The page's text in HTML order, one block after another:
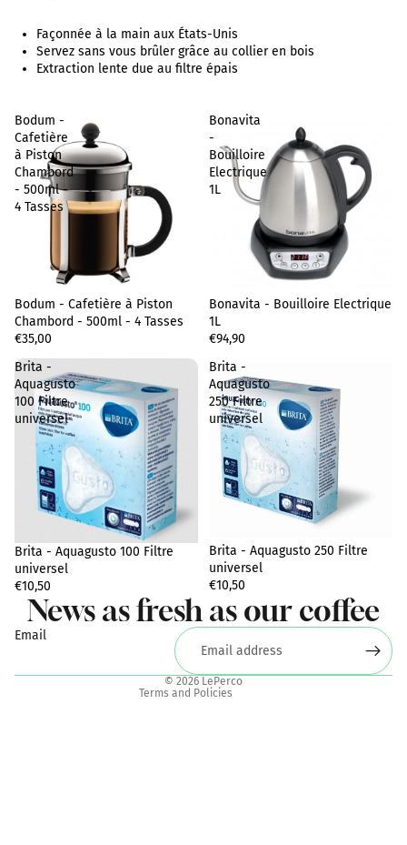
Façonnée à la main aux États-Unis
Servez sans vous brûler grâce au collier en bois
Extraction lente due au filtre épais
Bodum -
Cafetière
à Piston
Chambord
- 500ml -
4 Tasses
Bodum - Cafetière à Piston
Chambord - 500ml - 4 Tasses
€35,00
Bonavita
-
Bouilloire
Electrique
1L
Sold out
Bonavita - Bouilloire Electrique
1L
€94,90
Brita -
Aquagusto
100 Filtre
universel
Brita - Aquagusto 100 Filtre
universel
€10,50
Brita -
Aquagusto
250 Filtre
universel
Brita - Aquagusto 250 Filtre
universel
€10,50
News as fresh as our coffee
Email
© 2026 LePerco
Terms and Policies
Privacy policy
Terms of sale
Legal notice
Terms of service
Contact information